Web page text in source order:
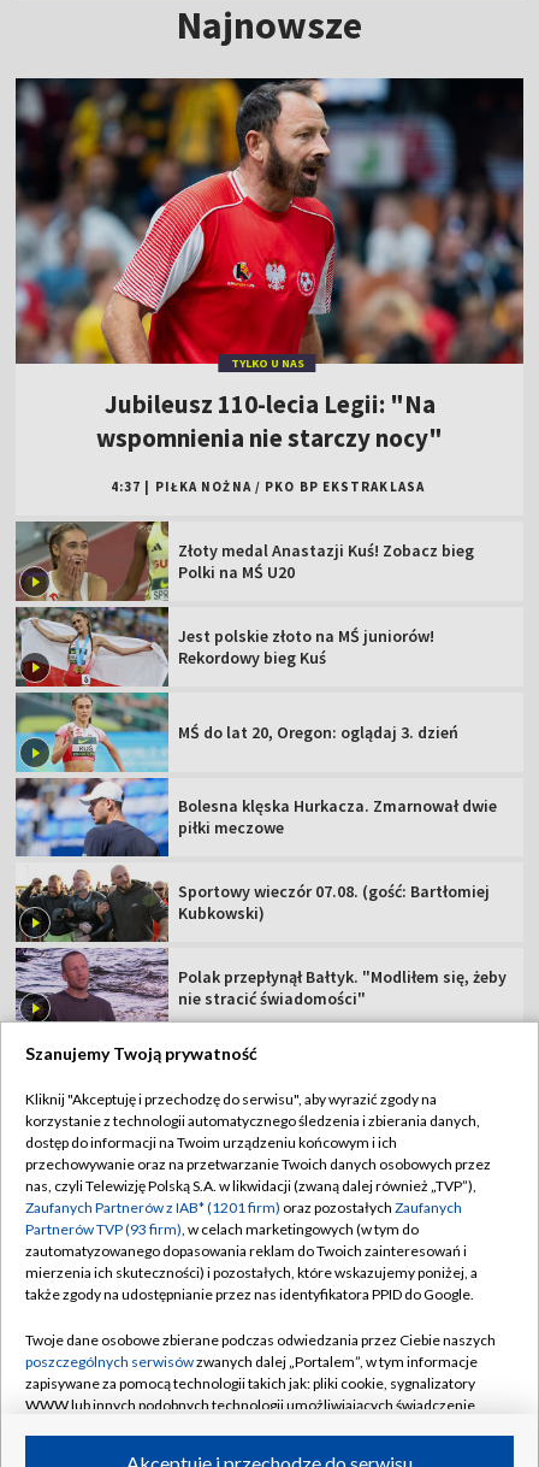
Najnowsze
TYLKO U NAS
Jubileusz 110-lecia Legii: "Na
wspomnienia nie starczy nocy"
4:37 PIŁKA NOŻNA / PKO BP EKSTRAKLASA
Złoty medal Anastazji Kuś! Zobacz bieg
Polki na MŚ U20
Jest polskie złoto na MŚ juniorów!
Rekordowy bieg Kuś
MŚ do lat 20, Oregon: oglądaj 3. dzień
Bolesna klęska Hurkacza. Zmarnował dwie
piłki meczowe
Sportowy wieczór 07.08. (gość: Bartłomiej
Kubkowski)
Polak przepłynął Bałtyk. "Modliłem się, żeby
nie stracić świadomości"
TVP
Abonament TVP
Sklep TVP
Biuro Reklamy
Oferta Handlowa
Emisja w TVP
Rada Programowa
Ogłoszenia przetargowe
Regulamin TVP
Polityka prywatności
Moje zgody
Biuro reklamy
Kanały
©2026 Telewizja Polska Spółka Akcyjna w likwidacji
Szanujemy Twoją prywatność
Kliknij "Akceptuję i przechodzę do serwisu", aby wyrazić zgody na
korzystanie z technologii automatycznego śledzenia i zbierania danych,
dostęp do informacji na Twoim urządzeniu końcowym i ich
przechowywanie oraz na przetwarzanie Twoich danych osobowych przez
nas, czyli Telewizję Polską S.A. w likwidacji (zwaną dalej również „TVP”),
Zaufanych Partnerów z IAB* (1201 firm) oraz pozostałych Zaufanych
Partnerów TVP (93 firm), w celach marketingowych (w tym do
zautomatyzowanego dopasowania reklam do Twoich zainteresowań i
mierzenia ich skuteczności) i pozostałych, które wskazujemy poniżej, a
także zgody na udostępnianie przez nas identyfikatora PPID do Google.
Twoje dane osobowe zbierane podczas odwiedzania przez Ciebie naszych
poszczególnych serwisówzwanych dalej „Portalem”, w tym informacje
zapisywane za pomocą technologii takich jak: pliki cookie, sygnalizatory
WWW lub innych podobnych technologii umożliwiających świadczenie